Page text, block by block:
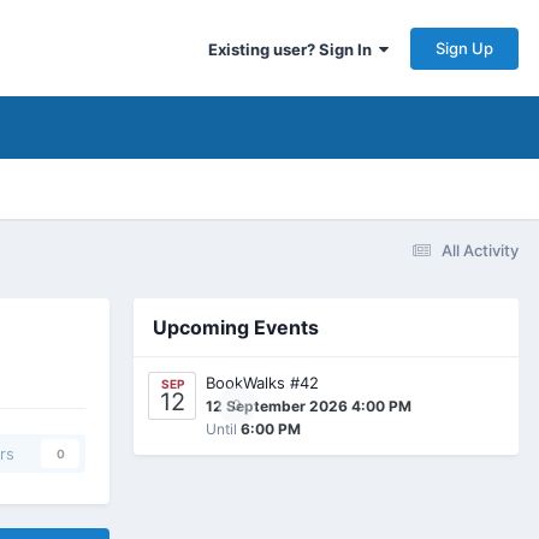
Existing user? Sign In Sign Up
All Activity
0
Upcoming Events
SEP
12 0
BookWalks #42
12 September 2026 4:00 PM
Until 6:00 PM